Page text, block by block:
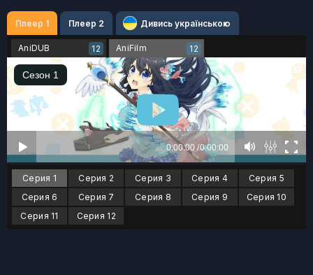
Плеер 1 Плеер 2 Дивись українською
AniDUB 12 AniFilm 12
Серия 1 Серия 2 Серия 3 Серия 4
Серия 5
Серия 6
Серия 7 Серия 8 Серия 9
Серия 10
Серия 11
Серия 12